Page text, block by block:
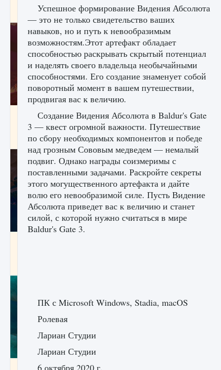
9 августа 2024 1 286 0 0
Как приручить существ джунглей Нари в
игре Creatures of Ava
9 августа 2024 1 218 0 0
Как приручить существ из степей Тамура в
Успешное формирование Видения Абсолюта
— это не только свидетельство ваших
навыков, но и путь к невообразимым
возможностям.Этот артефакт обладает
способностью раскрывать скрытый потенциал
и наделять своего владельца необычайными
способностями. Его создание знаменует собой
поворотный момент в вашем путешествии,
продвигая вас к величию.
Создание Видения Абсолюта в Baldur's Gate
3 — квест огромной важности. Путешествие
по сбору необходимых компонентов и победе
над грозным Сововым медведем — немалый
подвиг. Однако награды соизмеримы с
поставленными задачами. Раскройте секреты
этого могущественного артефакта и дайте
волю его невообразимой силе. Пусть Видение
Абсолюта приведет вас к величию и станет
силой, с которой нужно считаться в мире
Baldur's Gate 3.
ПК с Microsoft Windows, Stadia, macOS
Ролевая
Лариан Студии
Лариан Студии
6 октября 2020 г.